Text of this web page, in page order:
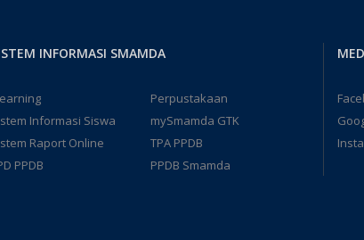
INFORMASI SMAMDA
Perpustakaan
Informasi Siswa
mySmamda GTK
Raport Online
TPA PPDB
PPDB
PPDB Smamda